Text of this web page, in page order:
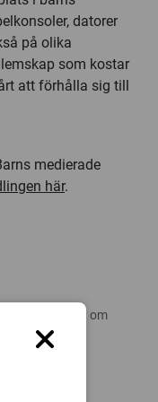
datorer
på olika
som kostar
att förhålla sig till
medierade
här.
forskning om